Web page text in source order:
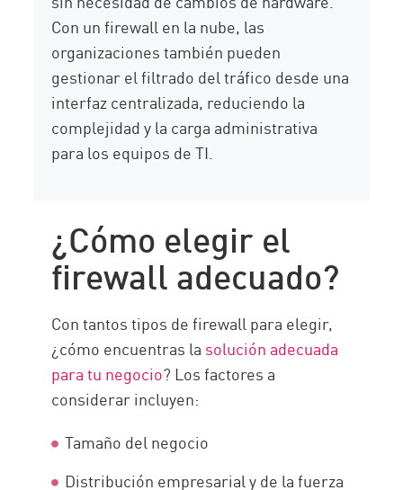
Con un firewall en la nube, las
organizaciones también pueden
gestionar el filtrado del tráfico desde una
interfaz centralizada, reduciendo la
complejidad y la carga administrativa
para los equipos de TI.
¿Cómo elegir el
firewall adecuado?
Con tantos tipos de firewall para elegir,
¿cómo encuentras la solución adecuada
para tu negocio? Los factores a
considerar incluyen:
Tamaño del negocio
Distribución empresarial y de la fuerza